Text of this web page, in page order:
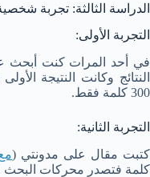
الدراسة الثالثة: تجربة
التجربة الأولى:
في أحد المرات كنت أبحث
النتائج وكانت النتيجة
300 كلمة فقط.
التجربة الثانية:
كتبت مقال على مدونتي (
كلمة فتصدر محركات البحث